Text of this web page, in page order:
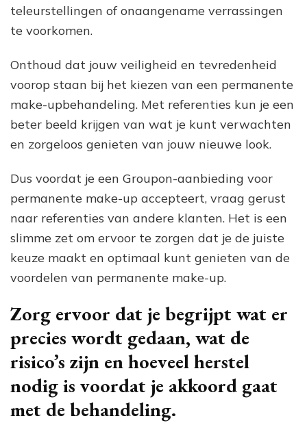
teleurstellingen of onaangename verrassingen
te voorkomen.
Onthoud dat jouw veiligheid en tevredenheid
voorop staan bij het kiezen van een permanente
make-upbehandeling. Met referenties kun je een
beter beeld krijgen van wat je kunt verwachten
en zorgeloos genieten van jouw nieuwe look.
Dus voordat je een Groupon-aanbieding voor
permanente make-up accepteert, vraag gerust
naar referenties van andere klanten. Het is een
slimme zet om ervoor te zorgen dat je de juiste
keuze maakt en optimaal kunt genieten van de
voordelen van permanente make-up.
Zorg ervoor dat je begrijpt wat er
precies wordt gedaan, wat de
risico’s zijn en hoeveel herstel
nodig is voordat je akkoord gaat
met de behandeling.